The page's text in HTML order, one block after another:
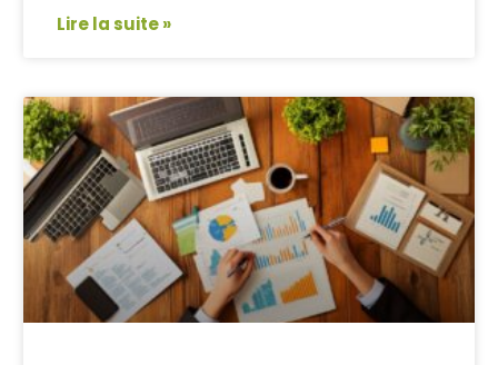
Lire la suite »